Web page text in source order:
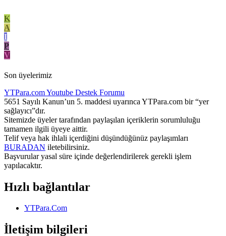
K
A
I
P
V
Son üyelerimiz
YTPara.comYoutube Destek Forumu
5651 Sayılı Kanun’un 5. maddesi uyarınca YTPara.com bir “yer
sağlayıcı”dır.
Sitemizde üyeler tarafından paylaşılan içeriklerin sorumluluğu
tamamen ilgili üyeye aittir.
Telif veya hak ihlali içerdiğini düşündüğünüz paylaşımları
BURADAN iletebilirsiniz.
Başvurular yasal süre içinde değerlendirilerek gerekli işlem
yapılacaktır.
Hızlı bağlantılar
YTPara.Com
İletişim bilgileri